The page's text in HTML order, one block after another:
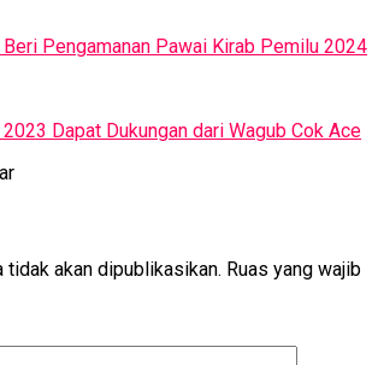
Pengamanan Pawai Kirab Pemilu 2024
Dapat Dukungan dari Wagub Cok Ace
tidak akan dipublikasikan. Ruas yang wajib